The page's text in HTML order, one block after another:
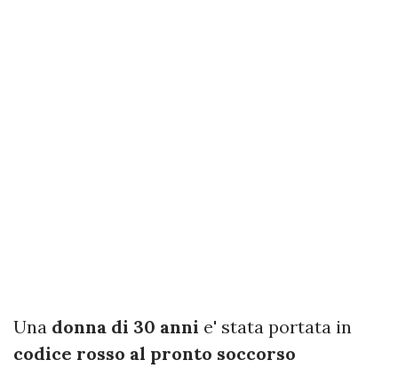
Una donna di 30 anni e' stata portata in
codice rosso al pronto soccorso